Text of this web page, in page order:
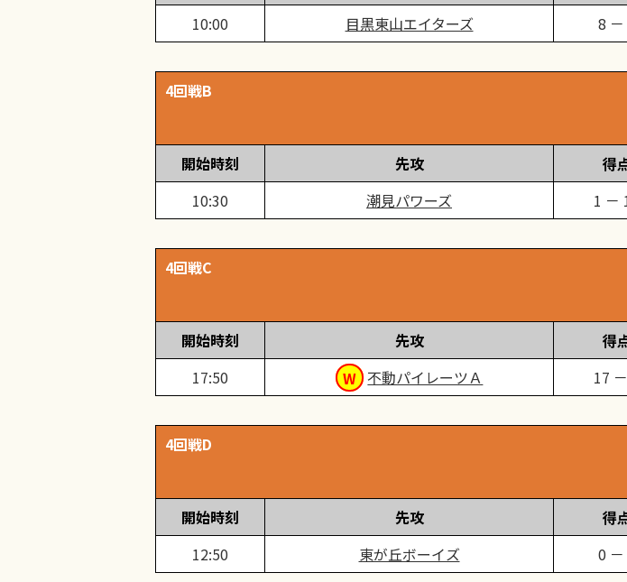
10:00
目黒東山エイターズ 8
4回戦B
開始時刻
先攻 得
10:30
潮見パワーズ 1 －
4回戦C
開始時刻
先攻 得
17:50
不動パイレーツＡ 17
4回戦D
開始時刻
先攻 得
12:50
東が丘ボーイズ 0